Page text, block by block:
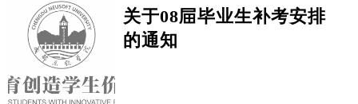
关于08屇毕业生补考安排
的通知